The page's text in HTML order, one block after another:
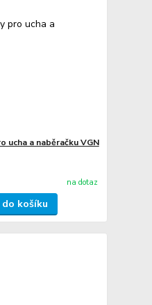
a naběračku VGN
na dotaz
košíku